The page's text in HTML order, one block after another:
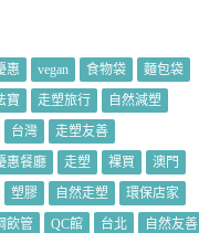
惠 vegan 食物袋
麵包袋
寶
走塑旅行
自然減塑
台灣
走塑友善
惠餐廳
走塑 裸買
澳門
塑膠 自然走塑
環保店家
飲管
QC館 台北
自然友善